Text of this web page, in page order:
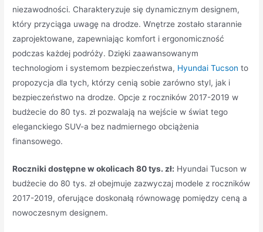
niezawodności. Charakteryzuje się dynamicznym designem,
który przyciąga uwagę na drodze. Wnętrze zostało starannie
zaprojektowane, zapewniając komfort i ergonomiczność
podczas każdej podróży. Dzięki zaawansowanym
technologiom i systemom bezpieczeństwa, Hyundai Tucson to
propozycja dla tych, którzy cenią sobie zarówno styl, jak i
bezpieczeństwo na drodze. Opcje z roczników 2017-2019 w
budżecie do 80 tys. zł pozwalają na wejście w świat tego
eleganckiego SUV-a bez nadmiernego obciążenia
finansowego.
Roczniki dostępne w okolicach 80 tys. zł: Hyundai Tucson w
budżecie do 80 tys. zł obejmuje zazwyczaj modele z roczników
2017-2019, oferujące doskonałą równowagę pomiędzy ceną a
nowoczesnym designem.